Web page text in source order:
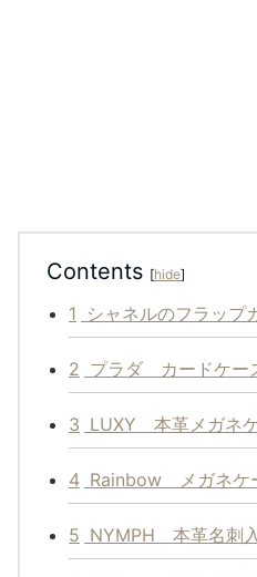
Contents [hide]
1 シャネルのフラップ
2 プラダ カードケー
3 LUXY 本革メガネ
4 Rainbow メガネケ
5 NYMPH 本革名刺